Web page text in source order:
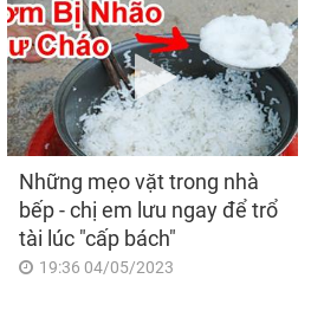
Mừng 3
đâu thắng
nghiệp
không
sạch tiền
trong
cuối
Những mẹo vặt trong nhà
bếp - chị em lưu ngay để trổ
tài lúc "cấp bách"
19:36 04/05/2023